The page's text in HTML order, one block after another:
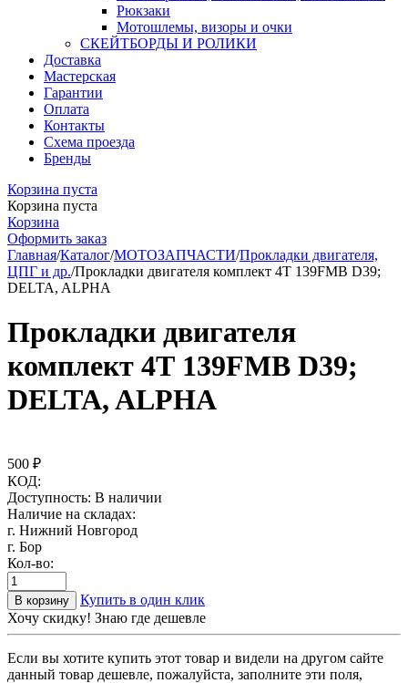
Рюкзаки
Мотошлемы, визоры и очки
СКЕЙТБОРДЫ И РОЛИКИ
Доставка
Мастерская
Гарантии
Оплата
Контакты
Схема проезда
Бренды
Корзина пуста
Корзина пуста
Корзина
Оформить заказ
Главная/Каталог/МОТОЗАПЧАСТИ/Прокладки двигателя,
ЦПГ и др./Прокладки двигателя комплект 4Т 139FMB D39;
DELTA, ALPHA
Прокладки двигателя
комплект 4Т 139FMB D39;
DELTA, ALPHA
500 ₽
КОД:
Доступность: В наличии
Наличие на складах:
г. Нижний Новгород
г. Бор
Кол-во:
В корзину
Купить в один клик
Хочу скидку! Знаю где дешевле
Если вы хотите купить этот товар и видели на другом сайте
данный товар дешевле, пожалуйста, заполните эти поля,